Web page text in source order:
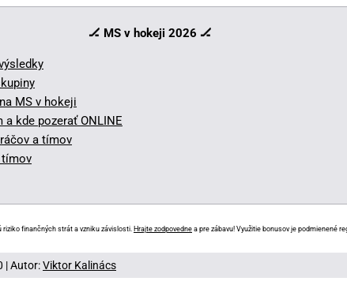
🏒 MS v hokeji 2026 🏒
MS v hokeji
a kde pozerať ONLINE
a tímov
riziko finančných strát a vzniku závislosti. Hrajte zodpovedne a pre zábavu! Využitie bonusov je podmienené
| Autor:Viktor Kalinács